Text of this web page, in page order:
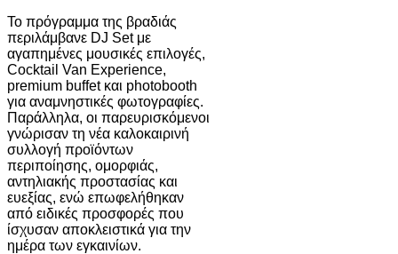
Το πρόγραμμα της βραδιάς
περιλάμβανε DJ Set με
αγαπημένες μουσικές επιλογές,
Cocktail Van Experience,
premium buffet και photobooth
για αναμνηστικές φωτογραφίες.
Παράλληλα, οι παρευρισκόμενοι
γνώρισαν τη νέα καλοκαιρινή
συλλογή προϊόντων
περιποίησης, ομορφιάς,
αντηλιακής προστασίας και
ευεξίας, ενώ επωφελήθηκαν
από ειδικές προσφορές που
ίσχυσαν αποκλειστικά για την
ημέρα των εγκαινίων.